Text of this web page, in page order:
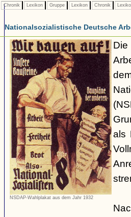
Chronik Lexikon Gruppe Lexikon Chronik
Nationalsozialistische Deutsche
NSDAP-Wahlplakat aus dem Jahr 1932
als